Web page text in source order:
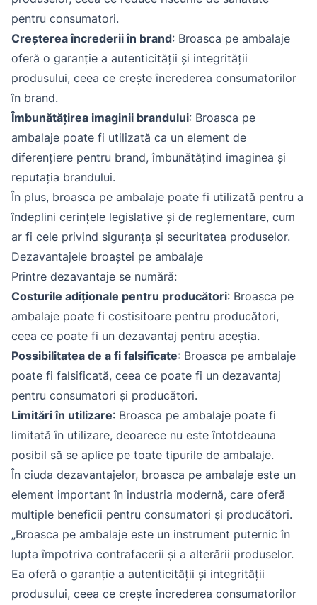
pentru consumatori.
Creșterea încrederii în brand: Broasca pe ambalaje
oferă o garanție a autenticității și integrității
produsului, ceea ce crește încrederea consumatorilor
în brand.
Îmbunătățirea imaginii brandului: Broasca pe
ambalaje poate fi utilizată ca un element de
diferențiere pentru brand, îmbunătățind imaginea și
reputația brandului.
În plus, broasca pe ambalaje poate fi utilizată pentru a
îndeplini cerințele legislative și de reglementare, cum
ar fi cele privind siguranța și securitatea produselor.
Dezavantajele broaștei pe ambalaje
Printre dezavantaje se numără:
Costurile adiționale pentru producători: Broasca pe
ambalaje poate fi costisitoare pentru producători,
ceea ce poate fi un dezavantaj pentru aceștia.
Possibilitatea de a fi falsificate: Broasca pe ambalaje
poate fi falsificată, ceea ce poate fi un dezavantaj
pentru consumatori și producători.
Limitări în utilizare: Broasca pe ambalaje poate fi
limitată în utilizare, deoarece nu este întotdeauna
posibil să se aplice pe toate tipurile de ambalaje.
În ciuda dezavantajelor, broasca pe ambalaje este un
element important în industria modernă, care oferă
multiple beneficii pentru consumatori și producători.
„Broasca pe ambalaje este un instrument puternic în
lupta împotriva contrafacerii și a alterării produselor.
Ea oferă o garanție a autenticității și integrității
produsului, ceea ce crește încrederea consumatorilor